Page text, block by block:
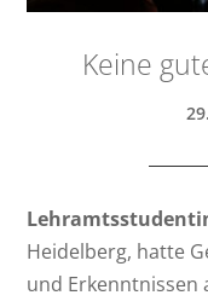
Keine
Heidelberg, hatte
und Erkenntnissen